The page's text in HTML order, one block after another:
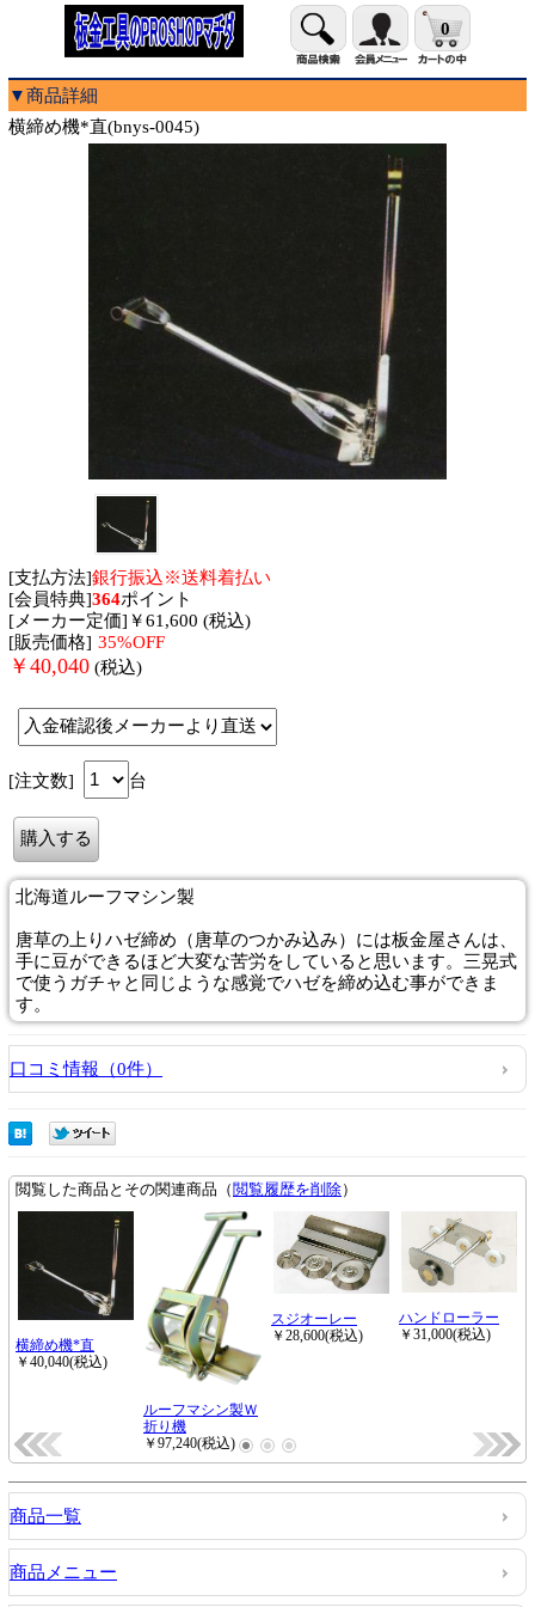
0
▼商品詳細
横締め機*直(bnys-0045)
[支払方法]銀行振込※送料着払い
[会員特典]364ポイント
[メーカー定価]￥61,600 (税込)
[販売価格] 35%OFF
￥ 40,040 (税込)
[注文数] 台
北海道ルーフマシン製
唐草の上りハゼ締め（唐草のつかみ込み）には板金屋さんは、
手に豆ができるほど大変な苦労をしていると思います。三晃式
で使うガチャと同じような感覚でハゼを締め込む事ができま
す。
口コミ情報（0件）
商品一覧
商品メニュー